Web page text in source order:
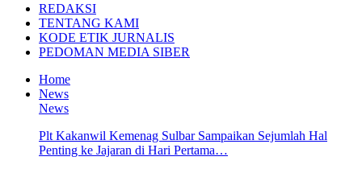
REDAKSI
TENTANG KAMI
KODE ETIK JURNALIS
PEDOMAN MEDIA SIBER
Home
News
News
Plt Kakanwil Kemenag Sulbar Sampaikan Sejumlah Hal
Penting ke Jajaran di Hari Pertama…